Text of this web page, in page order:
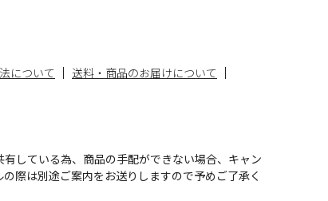
について
送料・商品のお届けについて
している為、商品の手配ができない場合、キャン
際は別途ご案内をお送りしますので予めご了承く